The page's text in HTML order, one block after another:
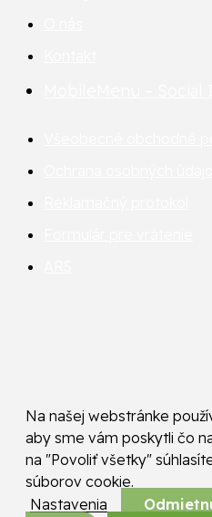
Na našej webstránke
aby sme vám poskytli čo
na "Povoliť všetky"
súborov cookie.
Nastavenia